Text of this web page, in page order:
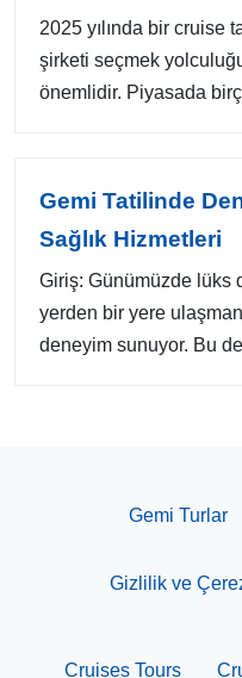
2025 yılında bir cruise
şirketi seçmek
önemlidir. Piyasada
Gemi Tatilinde
Sağlık Hizmetleri
Giriş: Günümüzde lüks
yerden bir yere
deneyim sunuyor. Bu
Gemi Turlar
Gizlilik ve
Cruises Tours